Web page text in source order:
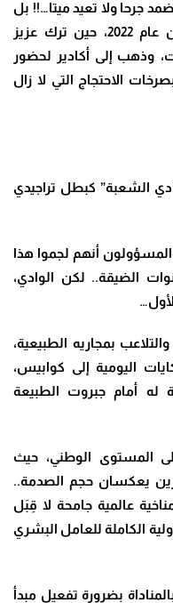
جرحا ولا تعيد ميتا…!! بل
إنها تذكر المغاربة بصورة قديمة من عام 2022، حين ترك عزيز
وذهب إلى أكادير لحضور
الاحتجاج التي لا زال
الشعبة” كبطل تراجيدي
أنهم لجموا هذا
الضيقة.. لكن الوادي،
بمجاريه الطبيعية،
اليومية إلى كوابيس،
له أمام جبروت الطبيعة
المستوى الوطني، حيث
يعكسان حجم الصدمة..
عالمية جامحة لا قِبَل
الكاملة للعامل البشري
بضرورة تفعيل مبدأ